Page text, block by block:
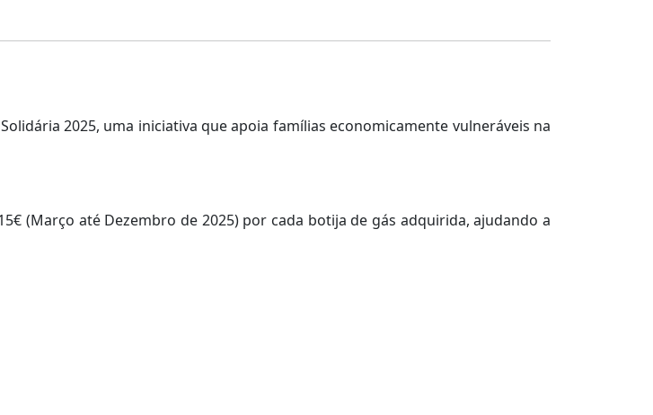
2025, uma iniciativa que apoia famílias economicamente vulneráveis na
(Março até Dezembro de 2025) por cada botija de gás adquirida, ajudando a